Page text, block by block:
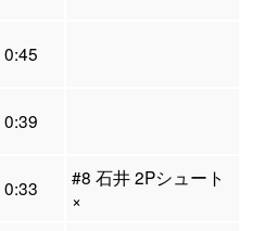
0:45
0:39
0:33
#8 石井 2Pシュート
×